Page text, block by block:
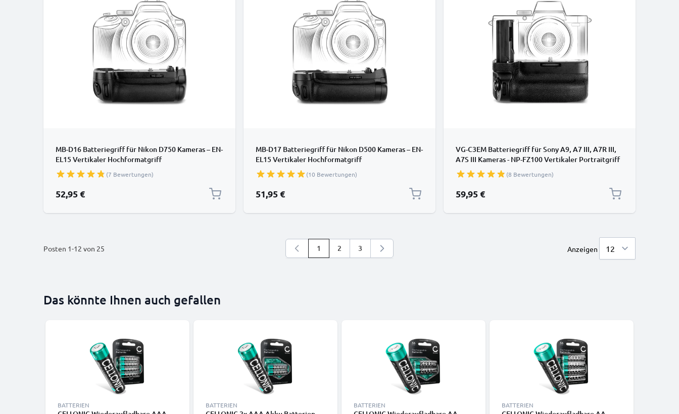
MB-D16 Batteriegriff für Nikon D750 Kameras – EN-
EL15 Vertikaler Hochformatgriff
(7 Bewertungen)
52,95 €
MB-D17 Batteriegriff für Nikon D500 Kameras – EN-
EL15 Vertikaler Hochformatgriff
(10 Bewertungen)
51,95 €
VG-C3EM Batteriegriff für Sony A9, A7 III, A7R III,
A7S III Kameras - NP-FZ100 Vertikaler Portraitgriff
von CELLONIC
(8 Bewertungen)
59,95 €
Posten 1-12 von 25 Sie lesen gerade die Seite
1 Seite
2 Seite
3 Anzeigen
Das könnte Ihnen auch gefallen
BATTERIEN BATTERIEN BATTERIEN BATTERIEN